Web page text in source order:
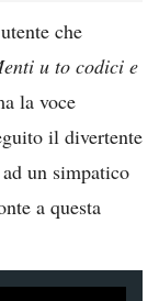
che
u to codici e
la voce
il divertente
un simpatico
a questa